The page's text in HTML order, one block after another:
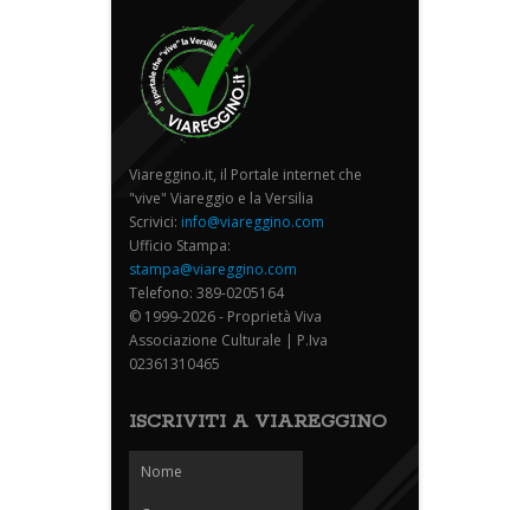
Viareggino.it, il Portale internet che
"vive" Viareggio e la Versilia
Scrivici: info@viareggino.com
Ufficio Stampa:
stampa@viareggino.com
Telefono: 389-0205164
© 1999-2026 - Proprietà Viva
Associazione Culturale | P.Iva
02361310465
ISCRIVITI A VIAREGGINO